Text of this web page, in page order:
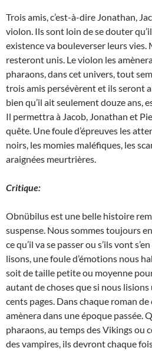
Trois amis, c’est-à-dire Jonathan,
violon. Ils sont loin de se douter
existence va bouleverser leurs vies.
resteront unis. Le violon les
pharaons, dans cet univers, tout
trois amis persévèrent et ils seront
bien qu’il ait seulement douze ans,
Il permettra à Jacob, Jonathan et
quête. Une foule d’épreuves les
noirs, les momies maléfiques, les
araignées meurtrières.
Critique:
Obnübilus est une belle histoire
suspense. Nous sommes toujours
ce qu’il va se passer ou s’ils vont
lisons, une foule d’émotions nous
soit de taille petite ou moyenne
autant de choses que si nous
cents pages. Dans chaque roman
amènera dans une époque passée.
pharaons, au temps des Vikings ou
des vampires, ils devront chaque